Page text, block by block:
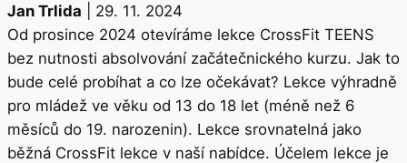
Jan Trlida
29. 11. 2024
Od prosince 2024 otevíráme lekce CrossFit TEENS
bez nutnosti absolvování začátečnického kurzu. Jak to
bude celé probíhat a co lze očekávat? Lekce výhradně
pro mládež ve věku od 13 do 18 let (méně než 6
měsíců do 19. narozenin). Lekce srovnatelná jako
běžná CrossFit lekce v naší nabídce. Účelem lekce je